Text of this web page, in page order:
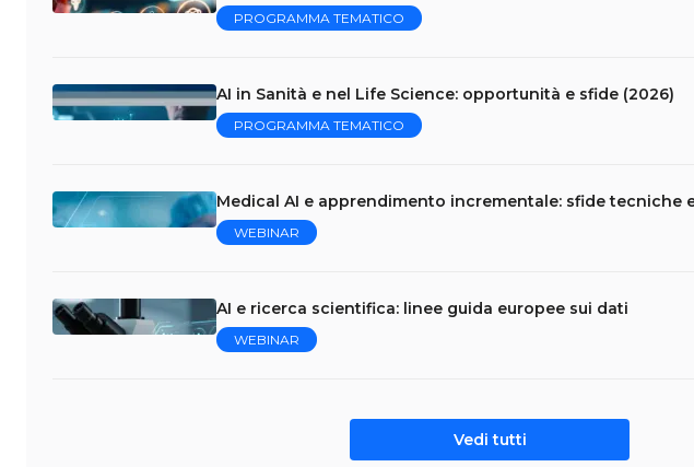
PROGRAMMA TEMATICO
AI in Sanità e nel Life Science: opportunità e sfide (2026)
PROGRAMMA TEMATICO
Medical AI e apprendimento incrementale: sfide tecniche
WEBINAR
AI e ricerca scientifica: linee guida europee sui dati
WEBINAR
Vedi tutti